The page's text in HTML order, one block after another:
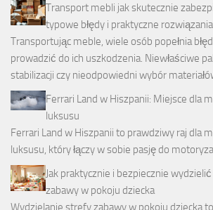
Transport mebli jak skutecznie
typowe błędy i praktyczne rozwiązania
Transportując meble, wiele osób popełnia
prowadzić do ich uszkodzenia. Niewłaściwe
stabilizacji czy nieodpowiedni wybór
Ferrari Land w Hiszpanii: Miejsce dla
luksusu
Ferrari Land w Hiszpanii to prawdziwy raj dla
luksusu, który łączy w sobie pasję do
Jak praktycznie i bezpiecznie
zabawy w pokoju dziecka
Wydzielanie strefy zabawy w pokoju dziecka